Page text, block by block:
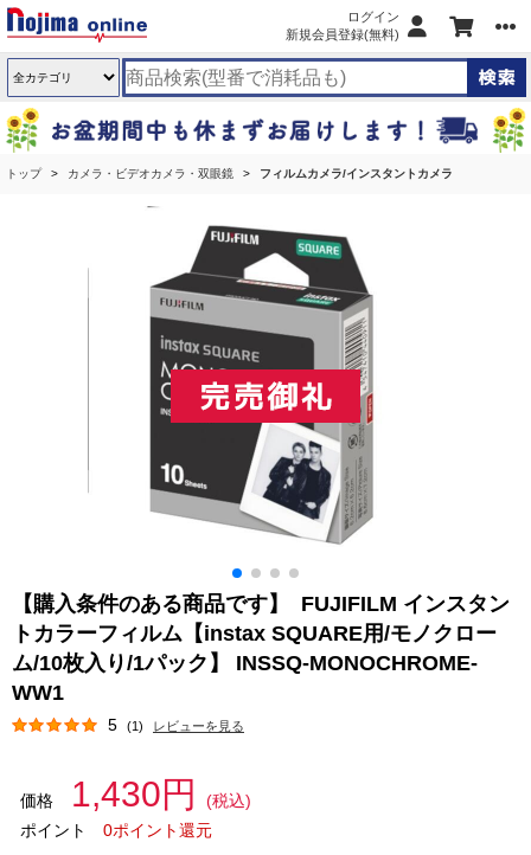
ログイン
新規会員登録(無料)
トップ カメラ・ビデオカメラ・双眼鏡 フィルムカメラ/インスタントカメラ
【購入条件のある商品です】 FUJIFILM インスタン
トカラーフィルム【instax SQUARE用/モノクロー
ム/10枚入り/1パック】 INSSQ-MONOCHROME-
WW1
5 (1) レビューを見る
価格 1,430円
(税込)
ポイント
0ポイント還元